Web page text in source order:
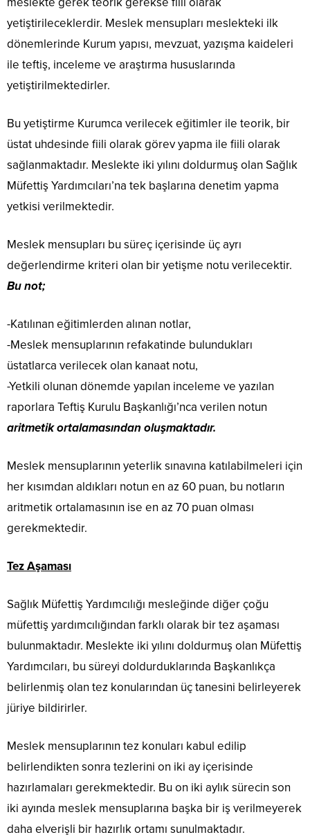
yetiştirileceklerdir. Meslek mensupları meslekteki ilk
dönemlerinde Kurum yapısı, mevzuat, yazışma kaideleri
ile teftiş, inceleme ve araştırma hususlarında
yetiştirilmektedirler.
Bu yetiştirme Kurumca verilecek eğitimler ile teorik, bir
üstat uhdesinde fiili olarak görev yapma ile fiili olarak
sağlanmaktadır. Meslekte iki yılını doldurmuş olan Sağlık
Müfettiş Yardımcıları’na tek başlarına denetim yapma
yetkisi verilmektedir.
Meslek mensupları bu süreç içerisinde üç ayrı
değerlendirme kriteri olan bir yetişme notu verilecektir.
Bu not;
-Katılınan eğitimlerden alınan notlar,
-Meslek mensuplarının refakatinde bulundukları
üstatlarca verilecek olan kanaat notu,
-Yetkili olunan dönemde yapılan inceleme ve yazılan
raporlara Teftiş Kurulu Başkanlığı’nca verilen notun
aritmetik ortalamasından oluşmaktadır.
Meslek mensuplarının yeterlik sınavına katılabilmeleri için
her kısımdan aldıkları notun en az 60 puan, bu notların
aritmetik ortalamasının ise en az 70 puan olması
gerekmektedir.
Tez Aşaması
Sağlık Müfettiş Yardımcılığı mesleğinde diğer çoğu
müfettiş yardımcılığından farklı olarak bir tez aşaması
bulunmaktadır. Meslekte iki yılını doldurmuş olan Müfettiş
Yardımcıları, bu süreyi doldurduklarında Başkanlıkça
belirlenmiş olan tez konularından üç tanesini belirleyerek
jüriye bildirirler.
Meslek mensuplarının tez konuları kabul edilip
belirlendikten sonra tezlerini on iki ay içerisinde
hazırlamaları gerekmektedir. Bu on iki aylık sürecin son
iki ayında meslek mensuplarına başka bir iş verilmeyerek
daha elverişli bir hazırlık ortamı sunulmaktadır.